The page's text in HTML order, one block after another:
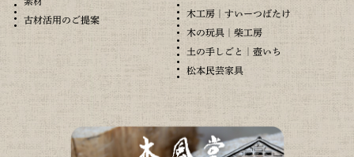
古材活用のご提案
木工房｜すいーつばたけ
木の玩具｜柴工房
土の手しごと｜壺いち
松本民芸家具